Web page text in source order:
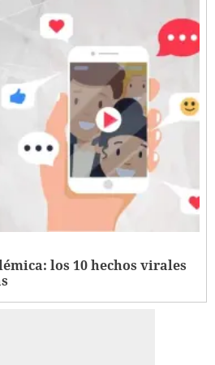
los 10 hechos virales